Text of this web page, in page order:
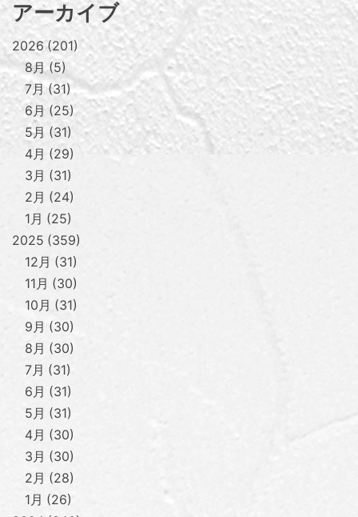
アーカイブ
2026 201
8月 5
7月 31
6月 25
5月 31
4月
29
3月
31
2月
24
1月
25
2025 359
12月
31
11月
30
10月
31
9月
30
8月
30
7月
31
6月
31
5月
31
4月
30
3月
30
2月
28
1月
26